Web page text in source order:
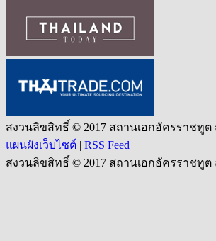
สงวนลิขสิทธิ์ © 2017 สถานเอกอัครราชทู
แผนผังเว็บไซต์ | RSS Feed
สงวนลิขสิทธิ์ © 2017 สถานเอกอัครราชทู